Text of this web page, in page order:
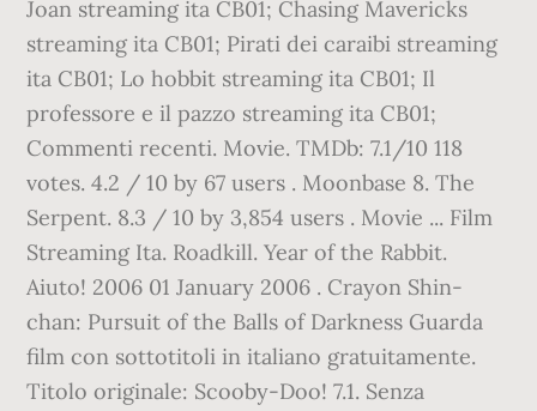
Joan streaming ita CB01; Chasing Mavericks
streaming ita CB01; Pirati dei caraibi streaming
ita CB01; Lo hobbit streaming ita CB01; Il
professore e il pazzo streaming ita CB01;
Commenti recenti. Movie. TMDb: 7.1/10 118
votes. 4.2 / 10 by 67 users . Moonbase 8. The
Serpent. 8.3 / 10 by 3,854 users . Movie ... Film
Streaming Ita. Roadkill. Year of the Rabbit.
Aiuto! 2006 01 January 2006 . Crayon Shin-
chan: Pursuit of the Balls of Darkness Guarda
film con sottotitoli in italiano gratuitamente.
Titolo originale: Scooby-Doo! 7.1. Senza